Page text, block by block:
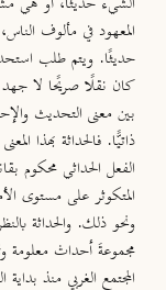
المعهود في مألوف
حديثًا. ويتم طلب
كان نقلًا صريًحا لا جهد
بين معنى التحديث
ذاتيًّا. فالحداثة بهذا
الفعل الحداثي محكوم
المتكوثر على مستوى
ونحو ذلك. والحداثة
مجموعةَ أحداث معلومة
المجتمع الغربي منذ